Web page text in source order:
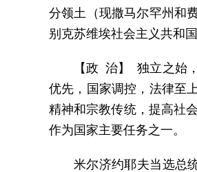
分领土（现撒马尔罕州和
别克苏维埃社会主义共和
【政 治】 独立之始
优先，国家调控，法律至
精神和宗教传统，提高社
作为国家主要任务之一。
米尔济约耶夫当选总